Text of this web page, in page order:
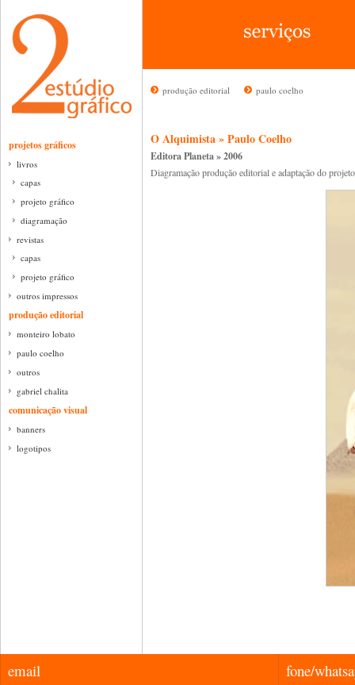
projetos gráficos
livros
capas
projeto gráfico
diagramação
revistas
capas
projeto gráfico
outros impressos
produção editorial
monteiro lobato
paulo coelho
outros
gabriel chalita
comunicação visual
banners
logotipos
produção editorial paulo coelho
O Alquimista » Paulo Coelho
Editora Planeta » 2006
Diagramação produção editorial e adaptação do projeto
email fone/